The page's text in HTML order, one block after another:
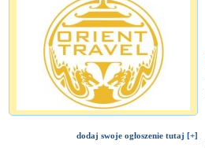
dodaj swoje ogłoszenie tutaj [+]